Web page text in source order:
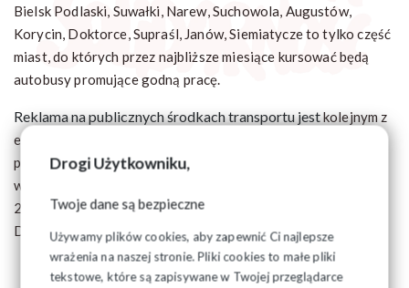
Drogi Użytkowniku,
Twoje dane są bezpieczne
Używamy plików cookies, aby zapewnić Ci najlepsze
wrażenia na naszej stronie. Pliki cookies to małe pliki
tekstowe, które są zapisywane w Twojej przeglądarce
Bielsk Podlaski, Suwałki, Narew, Suchowola, Augustów,
Korycin, Doktorce, Supraśl, Janów, Siemiatycze to tylko część
miast, do których przez najbliższe miesiące kursować będą
autobusy promujące godną pracę.
Reklama na publicznych środkach transportu jestkolejnym z
elementów kampanii reklamowej realizowanej w ramach
projektu "Pracodawcy, Pracownicy, Władze współpracujące"
wspartego przez środki finansowe pochodzące z Norwegii
2009-2014 w ramach Programu na rzecz Godnej Pracy i
Dialogu Trójstronnego.